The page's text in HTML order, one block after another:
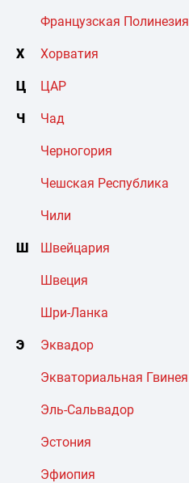
Французская Полинезия
Х Хорватия
Ц ЦАР
Ч Чад
Черногория
Чешская Республика
Чили
Ш Швейцария
Швеция
Шри-Ланка
Э Эквадор
Экваториальная Гвинея
Эль-Сальвадор
Эстония
Эфиопия